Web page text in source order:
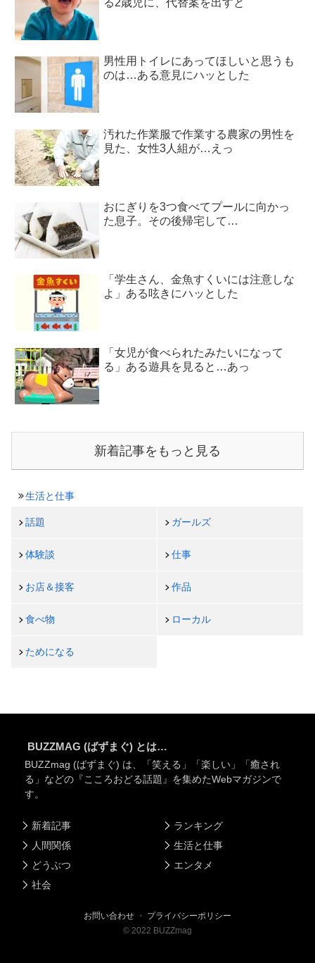
男性用トイレにあってほしいと思うも
のは…ある意見にハッとした
汚れた作業服で作業する農家の男性を
見た、女性3人組が…えっ
おにぎりを3つ食べてプールに向かっ
た息子。その後帰宅して…
「学生さん、金魚すくいには注意しな
よ」ある呟きにハッとした
「女児が食べられたみたいになって
る」ある遊具を見ると…あっ
新着記事をもっと見る
生活と仕事
話題 ガールズ
体験談 仕事
お店＆接客 作品
食べ物 ローカル
ためになる
BUZZMAG (ばずまぐ) とは…
BUZZmag (ばずまぐ) は、「笑える」「楽しい」「癒され
る」などの『こころおどる話題』を集めたWebマガジンで
す。
新着記事
人間関係
どうぶつ
社会
ランキング
生活と仕事
エンタメ
お問い合わせ ・ プライバシーポリシー
© 2022 BUZZmag